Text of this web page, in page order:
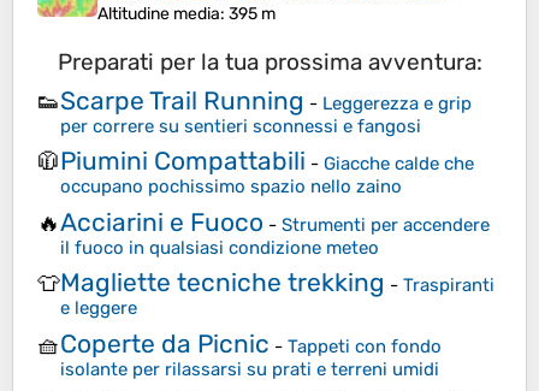
Altitudine media: 395 m
Preparati per la tua prossima avventura:
👟Scarpe Trail Running - Leggerezza e grip
per correre su sentieri sconnessi e fangosi
🧥Piumini Compattabili - Giacche calde che
occupano pochissimo spazio nello zaino
🔥Acciarini e Fuoco - Strumenti per accendere
il fuoco in qualsiasi condizione meteo
👕Magliette tecniche trekking - Traspiranti
e leggere
🧺Coperte da Picnic - Tappeti con fondo
isolante per rilassarsi su prati e terreni umidi